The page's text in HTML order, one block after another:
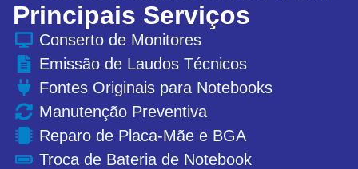
Principais Serviços
Conserto de Monitores
Emissão de Laudos Técnicos
Fontes Originais para Notebooks
Manutenção Preventiva
Reparo de Placa-Mãe e BGA
Troca de Bateria de Notebook